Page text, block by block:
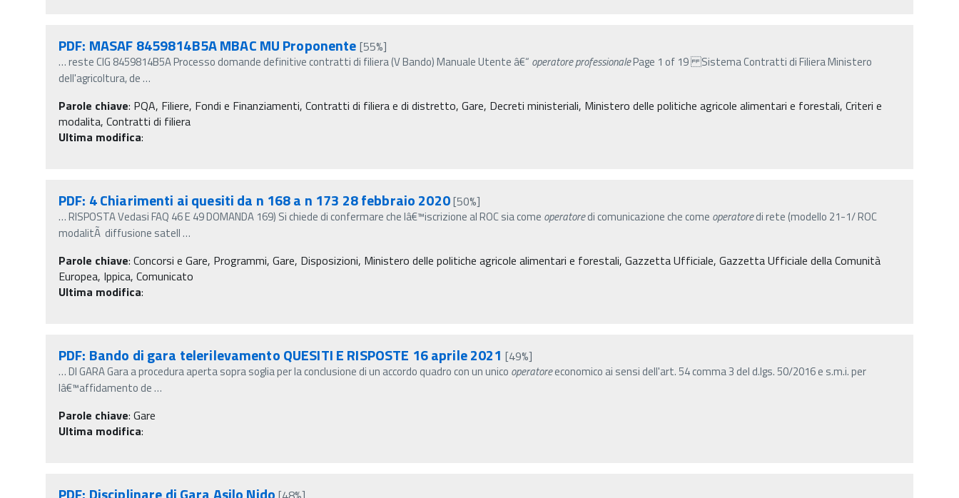
PDF: MASAF 8459814B5A MBAC MU Proponente [55%]
…reste CIG 8459814B5A Processo domande definitive contratti di filiera (V Bando) Manuale Utente â€“ operatoreprofessionalePage 1 of 19 Sistema Contratti di Filiera Ministero
dell'agricoltura, de…
Parole chiave: PQA, Filiere, Fondi e Finanziamenti, Contratti di filiera e di distretto, Gare, Decreti ministeriali, Ministero delle politiche agricole alimentari e forestali, Criteri e
modalita, Contratti di filiera
Ultima modifica:
PDF: 4 Chiarimenti ai quesiti da n 168 a n 173 28 febbraio 2020[50%]
…RISPOSTA Vedasi FAQ 46 E 49 DOMANDA 169) Si chiede di confermare che lâ€™iscrizione al ROC sia come operatoredi comunicazione che come operatoredi rete (modello 21-1/ ROC
modalitÃ diffusione satell…
Parole chiave: Concorsi e Gare, Programmi, Gare, Disposizioni, Ministero delle politiche agricole alimentari e forestali, Gazzetta Ufficiale, Gazzetta Ufficiale della Comunità
Europea, Ippica, Comunicato
Ultima modifica:
PDF: Bando di gara telerilevamento QUESITI E RISPOSTE 16 aprile 2021 [49%]
…DI GARA Gara a procedura aperta sopra soglia per la conclusione di un accordo quadro con un unico operatoreeconomico ai sensi dell'art. 54 comma 3 del d.lgs. 50/2016 e s.m.i. per
lâ€™affidamento de…
Parole chiave: Gare
Ultima modifica: